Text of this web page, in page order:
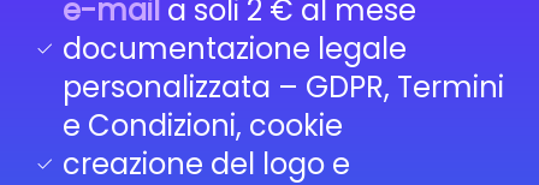
e-mail a soli 2 € al mese
documentazione legale
personalizzata – GDPR, Termini
e Condizioni, cookie
creazione del logo e